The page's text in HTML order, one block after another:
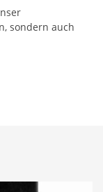
sondern auch